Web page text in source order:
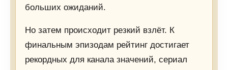
больших ожиданий.
Но затем происходит резкий взлёт. К
финальным эпизодам рейтинг достигает
рекордных для канала значений, сериал